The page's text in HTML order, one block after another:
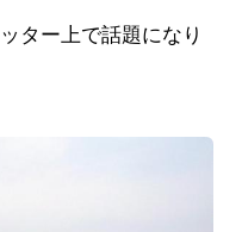
ター上で話題になり